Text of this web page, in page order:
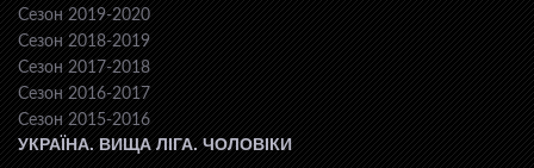
Сезон 2019-2020
Сезон 2018-2019
Сезон 2017-2018
Сезон 2016-2017
Сезон 2015-2016
УКРАЇНА. ВИЩА ЛІГА. ЧОЛОВІКИ